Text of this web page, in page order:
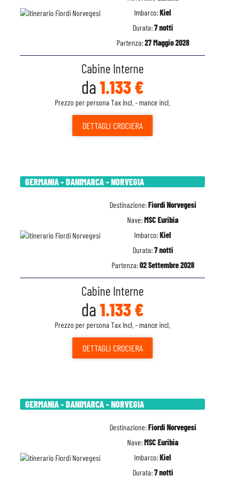
Imbarco:Kiel
Durata:7 notti
Partenza:27 Maggio 2028
Cabine Interne
da 1.133 €
Prezzo per persona Tax Incl. - mance incl.
DETTAGLI CROCIERA
GERMANIA - DANIMARCA - NORVEGIA
Destinazione:Fiordi Norvegesi
Nave:MSC Euribia
Imbarco:Kiel
Durata:7 notti
Partenza:02 Settembre 2028
Cabine Interne
da 1.133 €
Prezzo per persona Tax Incl. - mance incl.
DETTAGLI CROCIERA
GERMANIA - DANIMARCA - NORVEGIA
Destinazione:Fiordi Norvegesi
Nave:MSC Euribia
Imbarco:Kiel
Durata:7 notti